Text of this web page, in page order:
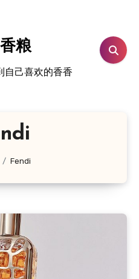
粮
自己喜欢的香香
Fendi